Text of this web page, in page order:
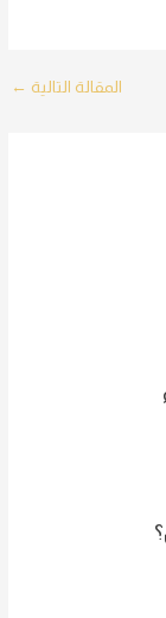
المقالة التالية ←